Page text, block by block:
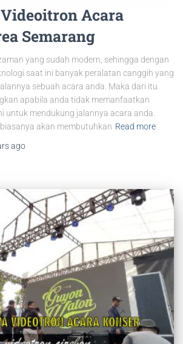
Acara
Semarang
yang sudah modern, sehingga dengan
saat ini banyak peralatan canggih yang
sebuah acara anda. Maka dari itu
apabila anda tidak memanfaatkan
untuk mendukung jalannya acara anda.
akan membutuhkan Read more
ago